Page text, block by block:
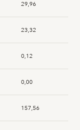
29,96
23,32
0,12
0,00
157,56